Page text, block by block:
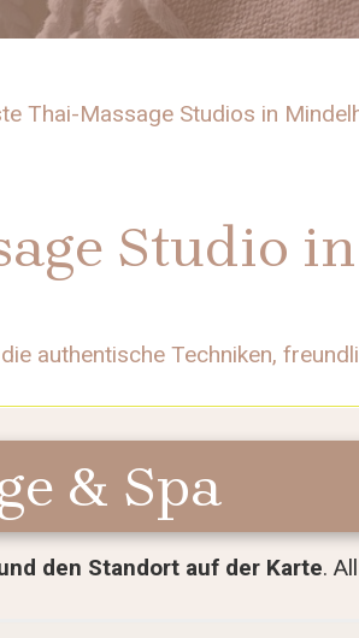
Thai-Massage Studios in
Studio
authentische Techniken,
& Spa
den Standort auf der Karte.